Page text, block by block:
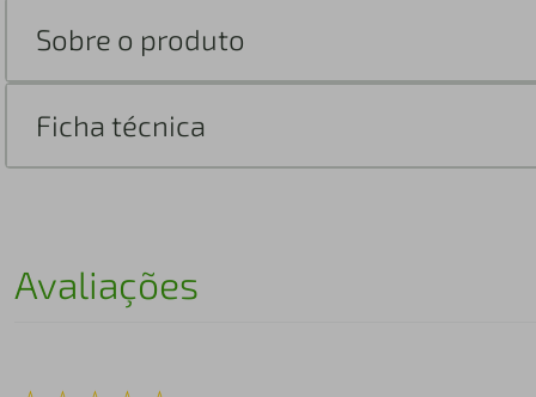
Sobre o produto
Ficha técnica
Avaliações